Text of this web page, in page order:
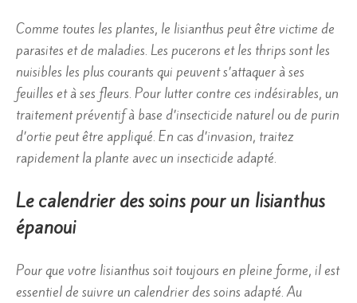
Comme toutes les plantes, le lisianthus peut être victime de
parasites et de maladies. Les pucerons et les thrips sont les
nuisibles les plus courants qui peuvent s’attaquer à ses
feuilles et à ses fleurs. Pour lutter contre ces indésirables, un
traitement préventif à base d’insecticide naturel ou de purin
d’ortie peut être appliqué. En cas d’invasion, traitez
rapidement la plante avec un insecticide adapté.
Le calendrier des soins pour un lisianthus
épanoui
Pour que votre lisianthus soit toujours en pleine forme, il est
essentiel de suivre un calendrier des soins adapté. Au